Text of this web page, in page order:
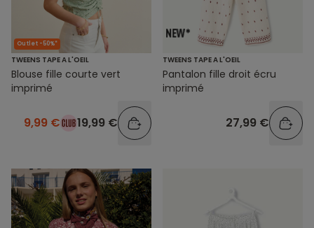
Outlet -50%*
TWEENS TAPE A L'OEIL
Blouse fille courte vert
imprimé
9,99 € 19,99 €
TWEENS TAPE A L'OEIL
Pantalon fille droit écru
imprimé
27,99 €